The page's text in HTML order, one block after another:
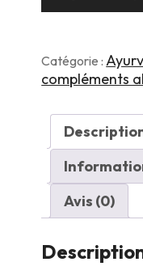
Catégorie :
compléments
Avis (0)